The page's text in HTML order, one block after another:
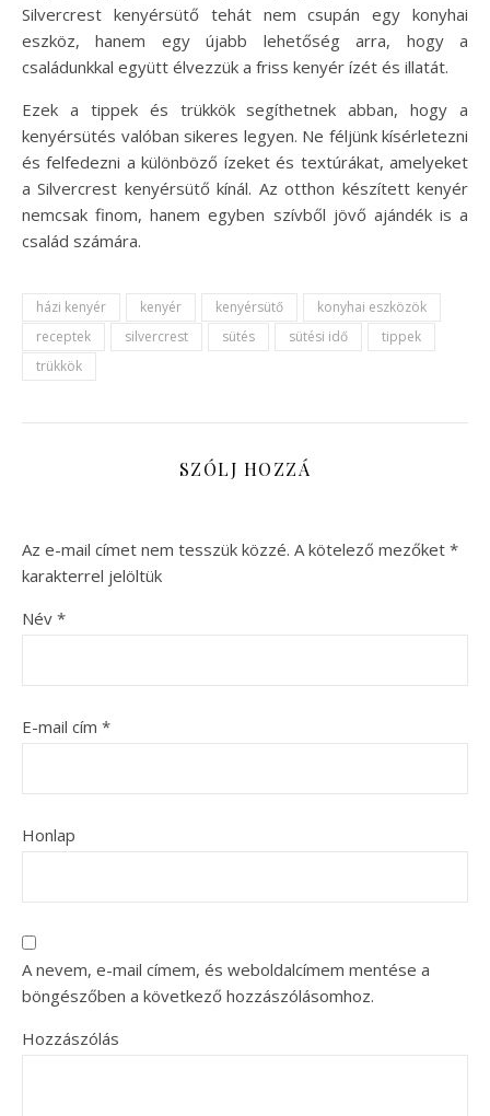
Silvercrest kenyérsütő tehát nem csupán egy konyhai
eszköz, hanem egy újabb lehetőség arra, hogy a
családunkkal együtt élvezzük a friss kenyér ízét és illatát.
Ezek a tippek és trükkök segíthetnek abban, hogy a
kenyérsütés valóban sikeres legyen. Ne féljünk kísérletezni
és felfedezni a különböző ízeket és textúrákat, amelyeket
a Silvercrest kenyérsütő kínál. Az otthon készített kenyér
nemcsak finom, hanem egyben szívből jövő ajándék is a
család számára.
házi kenyér kenyér kenyérsütő
konyhai eszközök
receptek
silvercrest sütés sütési idő
tippek
trükkök
SZÓLJ HOZZÁ
Az e-mail címet nem tesszük közzé. A kötelező mezőket *
karakterrel jelöltük
Név *
E-mail cím *
Honlap
A nevem, e-mail címem, és weboldalcímem mentése a
böngészőben a következő hozzászólásomhoz.
Hozzászólás